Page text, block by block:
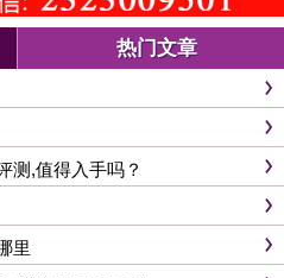
热门文章
测,值得入手吗？
里